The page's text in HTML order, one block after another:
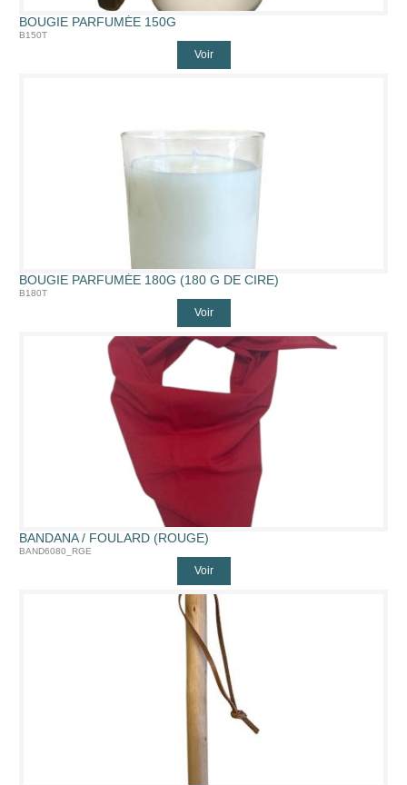
BOUGIE PARFUMÉE 150G
B150T
Voir
BOUGIE PARFUMÉE 180G (180 G DE CIRE)
B180T
Voir
BANDANA / FOULARD (ROUGE)
BAND6080_RGE
Voir